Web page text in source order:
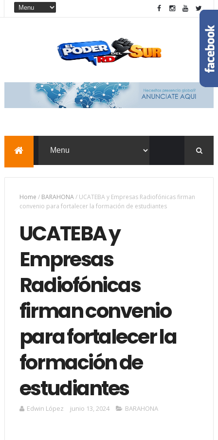
Home / BARAHONA/ UCATEBA y Empresas Radiofónicas firman
convenio para fortalecer la formación de estudiantes
UCATEBA y
Empresas
Radiofónicas
firman convenio
para fortalecer la
formación de
estudiantes
Edwin López junio 13, 2024 BARAHONA